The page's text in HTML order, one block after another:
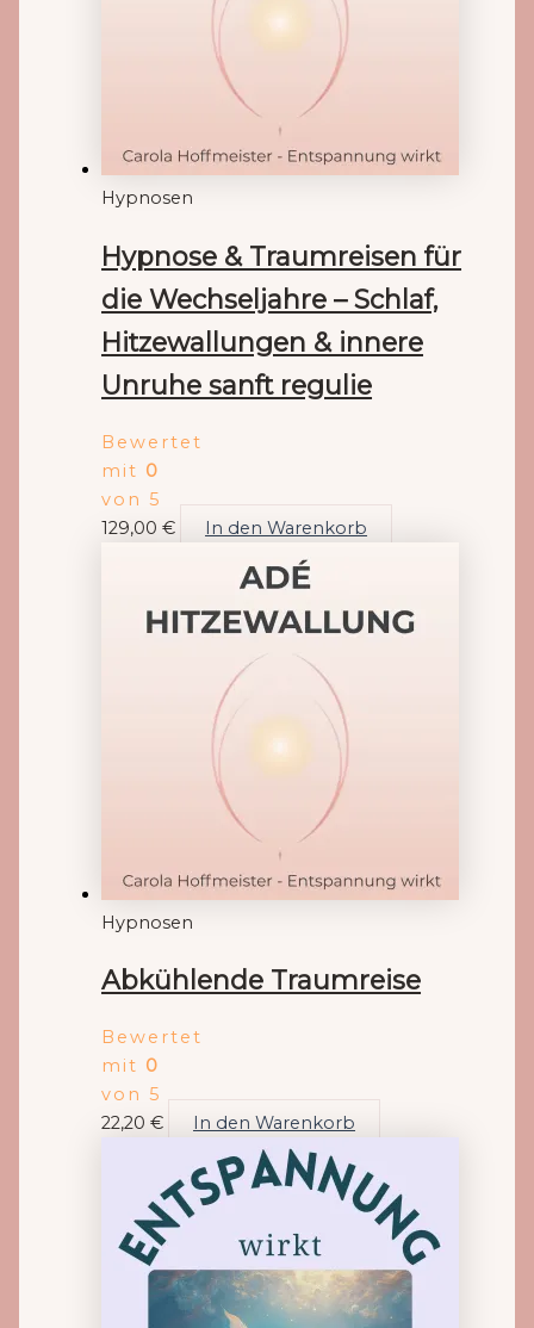
Hypnosen
Hypnose & Traumreisen für
die Wechseljahre – Schlaf,
Hitzewallungen & innere
Unruhe sanft regulie
Bewertet
mit 0
von 5
129,00€ In den Warenkorb
Hypnosen
Abkühlende Traumreise
Bewertet
mit 0
von 5
22,20€ In den Warenkorb